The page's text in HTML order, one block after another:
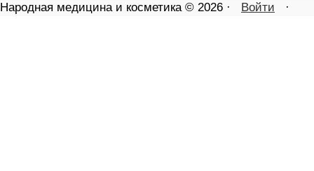
Народная медицина и косметика © 2026 · Войти ·